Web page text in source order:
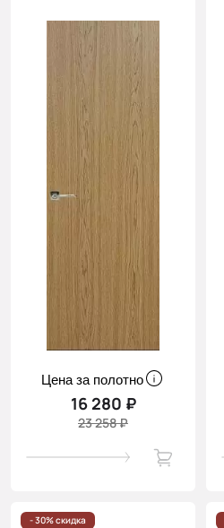
Цена за полотно
16 280 ₽
23 258 ₽
- 30% скидка